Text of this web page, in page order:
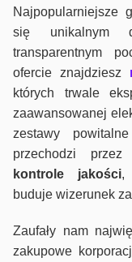
Najpopularniejsze
się unikalnym
transparentnym
ofercie znajdziesz
których trwale
zaawansowanej
zestawy
przechodzi przez
kontrole jakości,
buduje wizerunek
Zaufały nam
zakupowe